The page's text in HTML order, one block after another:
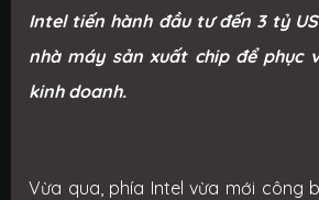
Intel tiến hành đầu tư đến 3 tỷ
nhà máy sản xuất chip để phục
kinh doanh.
Vừa qua, phía Intel vừa mới công